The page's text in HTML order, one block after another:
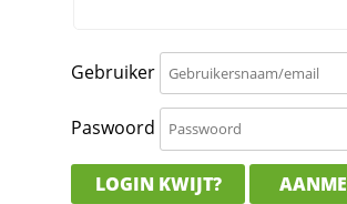
Gebruiker
Paswoord
LOGIN KWIJT?